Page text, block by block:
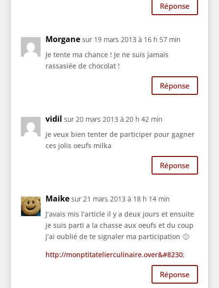
Réponse
Morgane sur 19 mars 2013 à 16 h 57 min
Je tente ma chance ! Je ne suis jamais
rassasiée de chocolat !
Réponse
vidil sur 20 mars 2013 à 20 h 42 min
je veux bien tenter de participer pour gagner
ces jolis oeufs milka
Réponse
Maike sur 21 mars 2013 à 18 h 14 min
J’avais mis l’article il y a deux jours et ensuite
je suis parti a la chasse aux oeufs et du coup
j’ai oublié de te signaler ma participation 🙂
http://monptitatelierculinaire.over&#8230;
Réponse